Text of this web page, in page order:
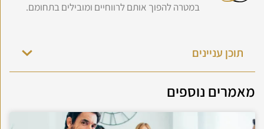
במטרה להפוך אותם לרווחיים ומובילים בתחומם.
תוכן עניינים
מאמרים נוספים